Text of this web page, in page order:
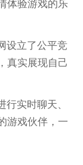
体验游戏的乐
设立了公平竞
真实展现自己
实时聊天、
游戏伙伴，一